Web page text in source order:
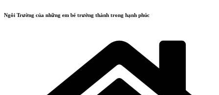
Ngôi Trường của những em bé trưởng thành trong hạnh phúc